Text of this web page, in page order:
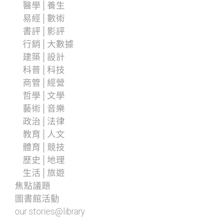
醫學│養生
易經│數術
書評│影評
行銷│大數據
建築│設計
科普│科技
商管│經營
哲學│文學
藝術│音樂
政治│法律
教育│人文
體育│競技
歷史│地理
生活│旅遊
焦點議題
圖書館活動
our stories@library